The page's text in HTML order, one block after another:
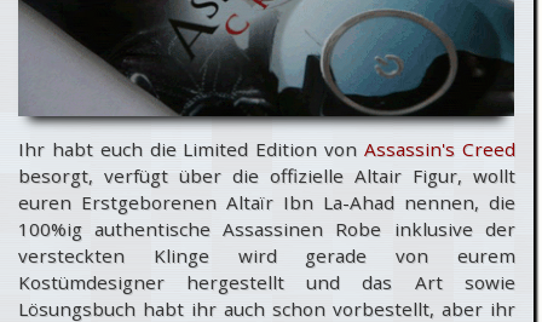
Ihr habt euch die Limited Edition von Assassin's Creed
besorgt, verfügt über die offizielle Altair Figur, wollt
euren Erstgeborenen Altaïr Ibn La-Ahad nennen, die
100%ig authentische Assassinen Robe inklusive der
versteckten Klinge wird gerade von eurem
Kostümdesigner hergestellt und das Art sowie
Lösungsbuch habt ihr auch schon vorbestellt, aber ihr